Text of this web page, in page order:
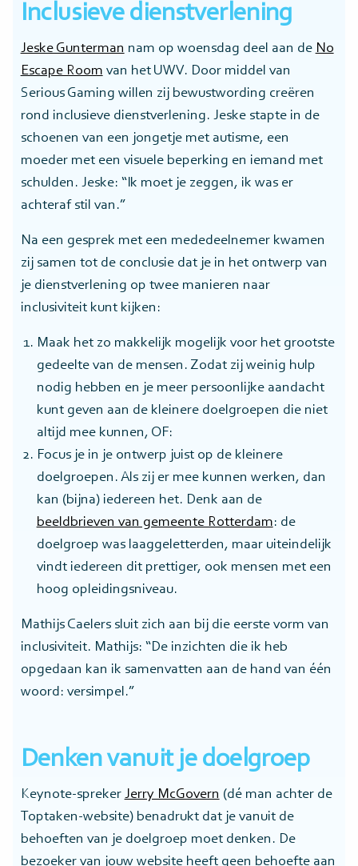
Inclusieve dienstverlening
Jeske Gunterman nam op woensdag deel aan de No
Escape Room van het UWV. Door middel van
Serious Gaming willen zij bewustwording creëren
rond inclusieve dienstverlening. Jeske stapte in de
schoenen van een jongetje met autisme, een
moeder met een visuele beperking en iemand met
schulden. Jeske: “Ik moet je zeggen, ik was er
achteraf stil van.”
Na een gesprek met een mededeelnemer kwamen
zij samen tot de conclusie dat je in het ontwerp van
je dienstverlening op twee manieren naar
inclusiviteit kunt kijken:
Maak het zo makkelijk mogelijk voor het grootste
gedeelte van de mensen. Zodat zij weinig hulp
nodig hebben en je meer persoonlijke aandacht
kunt geven aan de kleinere doelgroepen die niet
altijd mee kunnen, OF:
Focus je in je ontwerp juist op de kleinere
doelgroepen. Als zij er mee kunnen werken, dan
kan (bijna) iedereen het. Denk aan de
beeldbrieven van gemeente Rotterdam: de
doelgroep was laaggeletterden, maar uiteindelijk
vindt iedereen dit prettiger, ook mensen met een
hoog opleidingsniveau.
Mathijs Caelers sluit zich aan bij die eerste vorm van
inclusiviteit. Mathijs: “De inzichten die ik heb
opgedaan kan ik samenvatten aan de hand van één
woord: versimpel.”
Denken vanuit je doelgroep
Keynote-spreker Jerry McGovern (dé man achter de
Toptaken-website) benadrukt dat je vanuit de
behoeften van je doelgroep moet denken. De
bezoeker van jouw website heeft geen behoefte aan